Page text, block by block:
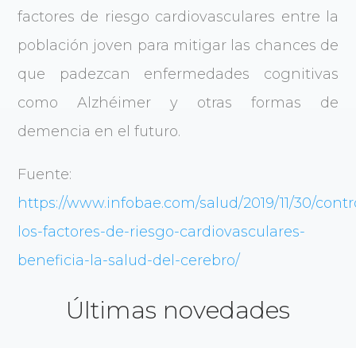
factores de riesgo cardiovasculares entre la
población joven para mitigar las chances de
que padezcan enfermedades cognitivas
como Alzhéimer y otras formas de
demencia en el futuro.
Fuente:
https://www.infobae.com/salud/2019/11/30/
los-factores-de-riesgo-cardiovasculares-
beneficia-la-salud-del-cerebro/
Últimas novedades